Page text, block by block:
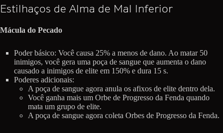
Estilhaços de Alma de Mal Inferior
Mácula do Pecado
Poder básico: Você causa 25% a menos de dano. Ao matar 50
inimigos, você gera uma poça de sangue que aumenta o dano
causado a inimigos de elite em 150% e dura 15 s.
Poderes adicionais:
A poça de sangue agora anula os afixos de elite dentro dela.
Você ganha mais um Orbe de Progresso da Fenda quando
mata um grupo de elite.
A poça de sangue agora coleta Orbes de Progresso da Fenda.